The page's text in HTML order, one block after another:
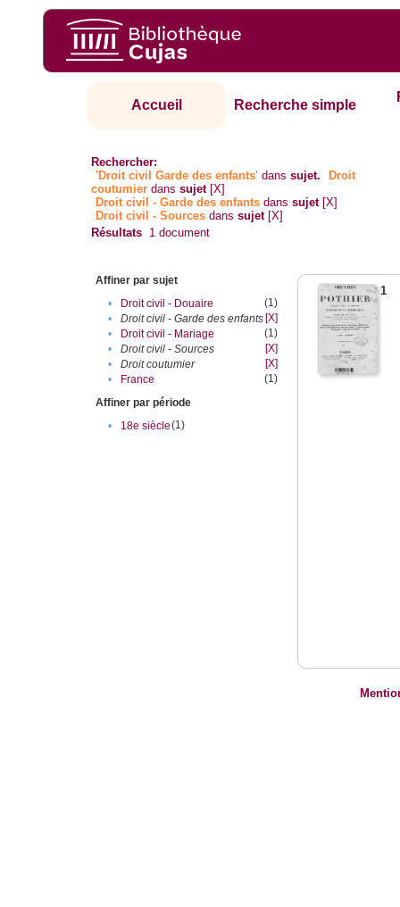
Accueil Recherche simple
Rechercher:
'Droit civil Garde des enfants' danssujet.
Droit
coutumier danssujet [X]
Droit civil - Garde des enfants danssujet [X]
Droit civil - Sources danssujet [X]
Résultats 1 document
Affiner par sujet
•
Droit civil - Douaire
(1)
•
Droit civil - Garde des enfants [X]
•
Droit civil - Mariage
(1)
•
Droit civil - Sources
[X]
•
Droit coutumier
[X]
•
France
(1)
Affiner par période
•
18e siècle(1)
1